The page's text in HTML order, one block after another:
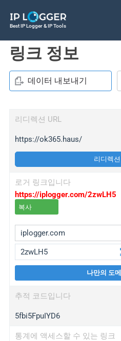
Best IP Logger & IP Tools
링크 정보
데이터 내보내기
리디렉션 URL
https://ok365.haus/
리디렉션
로거 링크입니다
https://iplogger.com/2zwLH5
복사
wl.gl
ed.tc
bc.ax
나만의 도
추적 코드입니다
5fbi5FpuIYD6
통계에 액세스할 수 있는 링크